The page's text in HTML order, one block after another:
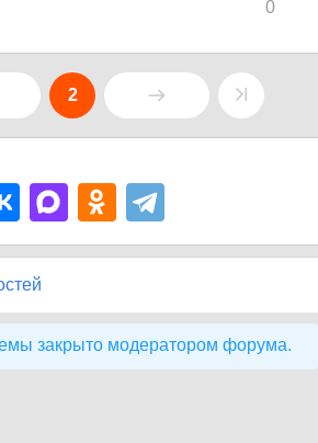
0
2
закрыто модератором форума.